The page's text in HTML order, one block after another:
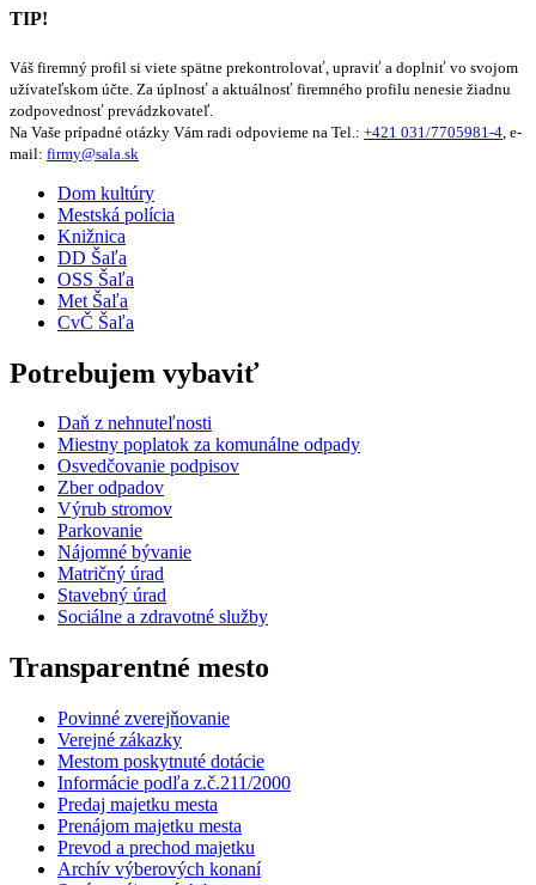
TIP!
Váš firemný profil si viete spätne prekontrolovať, upraviť a doplniť vo svojom
užívateľskom účte. Za úplnosť a aktuálnosť firemného profilu nenesie žiadnu
zodpovednosť prevádzkovateľ.
Na Vaše prípadné otázky Vám radi odpovieme na Tel.: +421 031/7705981-4 , e-
mail: firmy@sala.sk
Dom kultúry
Mestská polícia
Knižnica
DD Šaľa
OSS Šaľa
Met Šaľa
CvČ Šaľa
Potrebujem vybaviť
Daň z nehnuteľnosti
Miestny poplatok za komunálne odpady
Osvedčovanie podpisov
Zber odpadov
Výrub stromov
Parkovanie
Nájomné bývanie
Matričný úrad
Stavebný úrad
Sociálne a zdravotné služby
Transparentné mesto
Povinné zverejňovanie
Verejné zákazky
Mestom poskytnuté dotácie
Informácie podľa z.č.211/2000
Predaj majetku mesta
Prenájom majetku mesta
Prevod a prechod majetku
Archív výberových konaní